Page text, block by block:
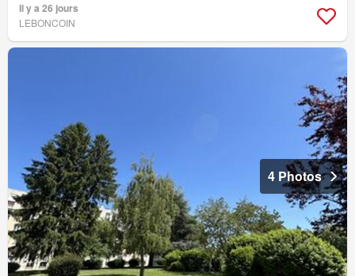
Il y a 26 jours
LEBONCOIN
4 Photos